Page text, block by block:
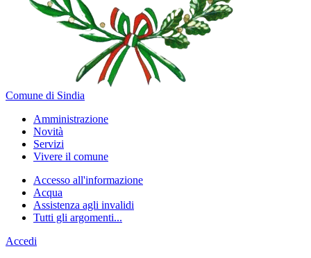
Comune di Sindia
Amministrazione
Novità
Servizi
Vivere il comune
Accesso all'informazione
Acqua
Assistenza agli invalidi
Tutti gli argomenti...
Accedi